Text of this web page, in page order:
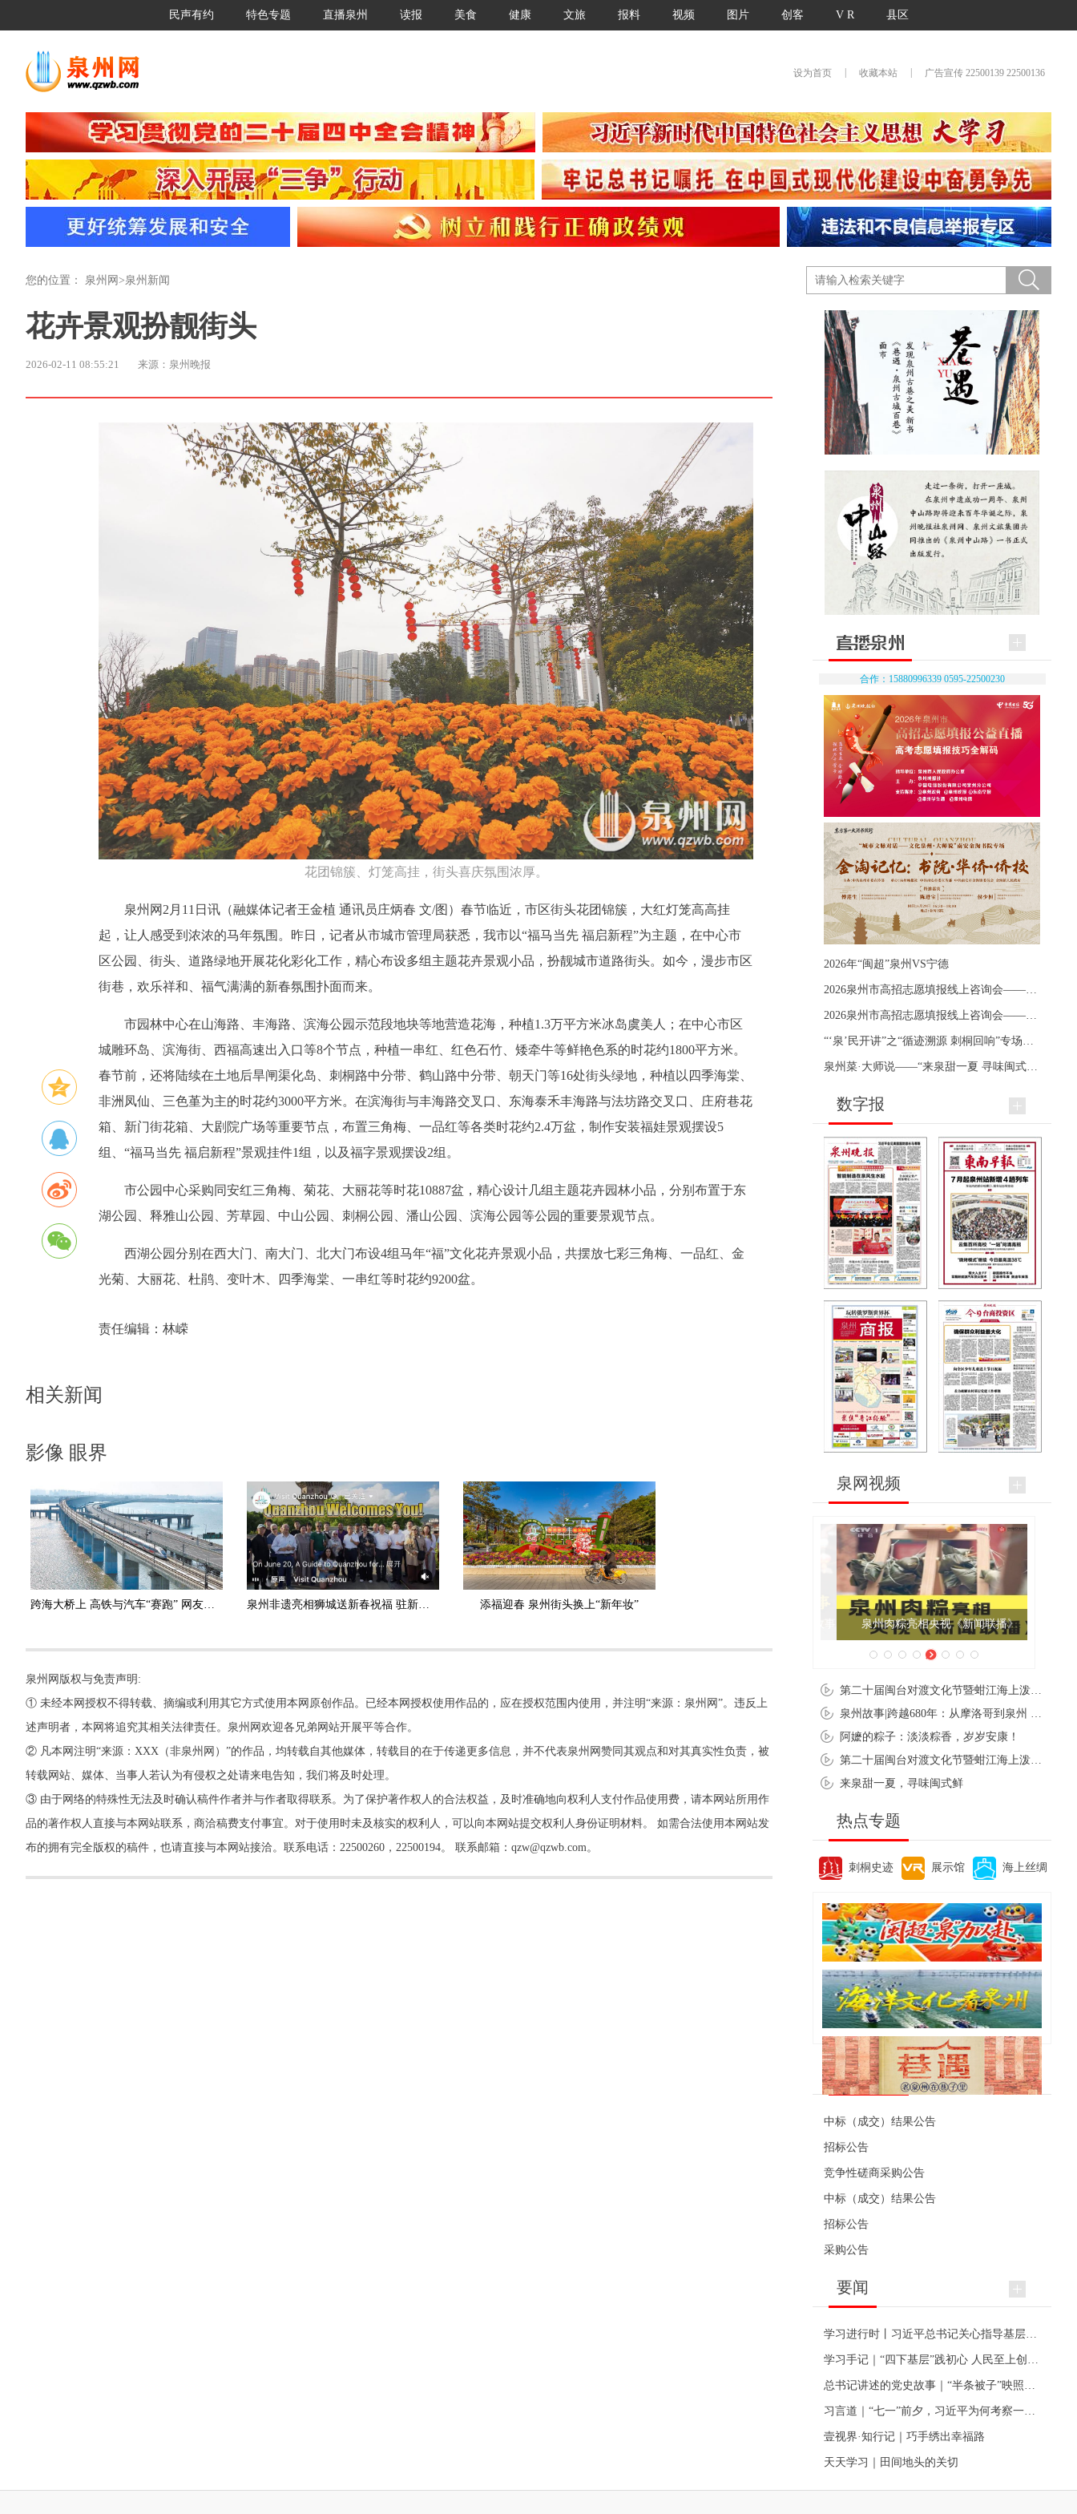
民声有约 特色专题 直播泉州 读报 美食 健康 文旅 报料 视频 图片 创客 V R 县区
设为首页 收藏本站 广告宣传 22500139 22500136
您的位置： 泉州网 >泉州新闻
花卉景观扮靓街头
2026-02-11 08:55:21 来源：泉州晚报
花团锦簇、灯笼高挂，街头喜庆氛围浓厚。
泉州网2月11日讯（融媒体记者王金植 通讯员庄炳春 文/图）春节临近，市区街头花团锦簇，大红灯笼高高挂
起，让人感受到浓浓的马年氛围。昨日，记者从市城市管理局获悉，我市以“福马当先 福启新程”为主题，在中心市
区公园、街头、道路绿地开展花化彩化工作，精心布设多组主题花卉景观小品，扮靓城市道路街头。如今，漫步市区
街巷，欢乐祥和、福气满满的新春氛围扑面而来。
市园林中心在山海路、丰海路、滨海公园示范段地块等地营造花海，种植1.3万平方米冰岛虞美人；在中心市区
城雕环岛、滨海街、西福高速出入口等8个节点，种植一串红、红色石竹、矮牵牛等鲜艳色系的时花约1800平方米。
春节前，还将陆续在土地后旱闸渠化岛、刺桐路中分带、鹤山路中分带、朝天门等16处街头绿地，种植以四季海棠、
非洲凤仙、三色堇为主的时花约3000平方米。在滨海街与丰海路交叉口、东海泰禾丰海路与法坊路交叉口、庄府巷花
箱、新门街花箱、大剧院广场等重要节点，布置三角梅、一品红等各类时花约2.4万盆，制作安装福娃景观摆设5
组、“福马当先 福启新程”景观挂件1组，以及福字景观摆设2组。
市公园中心采购同安红三角梅、菊花、大丽花等时花10887盆，精心设计几组主题花卉园林小品，分别布置于东
湖公园、释雅山公园、芳草园、中山公园、刺桐公园、潘山公园、滨海公园等公园的重要景观节点。
西湖公园分别在西大门、南大门、北大门布设4组马年“福”文化花卉景观小品，共摆放七彩三角梅、一品红、金
光菊、大丽花、杜鹃、变叶木、四季海棠、一串红等时花约9200盆。
责任编辑： 林嵘
相关新闻
影像 眼界
添福迎春 泉州街头换上“新年妆”
泉州网版权与免责声明:
① 未经本网授权不得转载、摘编或利用其它方式使用本网原创作品。已经本网授权使用作品的，应在授权范围内使用，并注明“来源：泉州网”。违反上
述声明者，本网将追究其相关法律责任。泉州网欢迎各兄弟网站开展平等合作。
② 凡本网注明“来源：XXX（非泉州网）”的作品，均转载自其他媒体，转载目的在于传递更多信息，并不代表泉州网赞同其观点和对其真实性负责，被
转载网站、媒体、当事人若认为有侵权之处请来电告知，我们将及时处理。
③ 由于网络的特殊性无法及时确认稿件作者并与作者取得联系。为了保护著作权人的合法权益，及时准确地向权利人支付作品使用费，请本网站所用作
品的著作权人直接与本网站联系，商洽稿费支付事宜。对于使用时未及核实的权利人，可以向本网站提交权利人身份证明材料。 如需合法使用本网站发
布的拥有完全版权的稿件，也请直接与本网站接洽。联系电话：22500260，22500194。 联系邮箱：qzw@qzwb.com。
合作：15880996339 0595-22500230
2026年“闽超”泉州VS宁德
数字报
泉网视频
泉州肉粽亮相央视《新闻联播》
阿嬷的粽子：淡淡粽香，岁岁安康！
来泉甜一夏，寻味闽式鲜
热点专题
刺桐史迹 展示馆 海上丝绸
便民资讯
中标（成交）结果公告
招标公告
竞争性磋商采购公告
中标（成交）结果公告
招标公告
采购公告
要闻
壹视界·知行记｜巧手绣出幸福路
天天学习｜田间地头的关切